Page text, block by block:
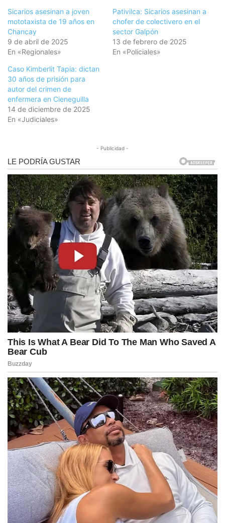
Sicarios asesinan a joven
mototaxista de 19 años en
Chancay
9 de abril de 2025
En «Regionales»
Pativilca: Sicarios asesinan a
chofer de colectivero en el
sector Galpón
13 de febrero de 2025
En «Policiales»
Caso Kimberlit Tapia: dictan
30 años de prisión para
autor del crimen de
enfermera en Cieneguilla
14 de diciembre de 2025
En «Judiciales»
- Publicidad -